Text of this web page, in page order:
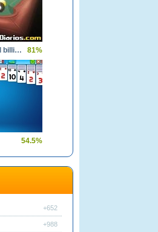
Pool clash 8 ball billiards snooker 81%
54.5%
+652
+988